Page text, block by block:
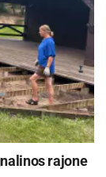
rajone